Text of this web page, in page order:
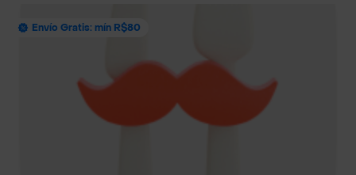
Envío Gratis: mín R$80